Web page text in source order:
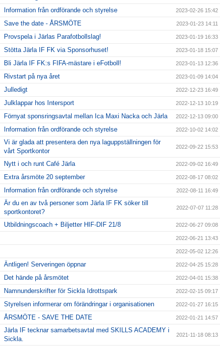
Information från ordförande och styrelse 2023-02-26 15:42
Save the date - ÅRSMÖTE 2023-01-23 14:11
Provspela i Järlas Parafotbollslag! 2023-01-19 16:33
Stötta Järla IF FK via Sponsorhuset! 2023-01-18 15:07
Bli Järla IF FK:s FIFA-mästare i eFotboll! 2023-01-13 12:36
Rivstart på nya året 2023-01-09 14:04
Julledigt 2022-12-23 16:49
Julklappar hos Intersport 2022-12-13 10:19
Förnyat sponsringsavtal mellan Ica Maxi Nacka och Järla 2022-12-13 09:00
Information från ordförande och styrelse 2022-10-02 14:02
Vi är glada att presentera den nya laguppställningen för
vårt Sportkontor
2022-09-22 15:53
Nytt i och runt Café Järla 2022-09-02 16:49
Extra årsmöte 20 september 2022-08-17 08:02
Information från ordförande och styrelse 2022-08-11 16:49
Är du en av två personer som Järla IF FK söker till
sportkontoret?
2022-07-07 11:28
Utbildningscoach + Biljetter HIF-DIF 21/8 2022-06-27 09:08
2022-06-21 13:43
2022-05-02 12:26
Äntligen! Serveringen öppnar 2022-04-25 15:28
Det hände på årsmötet 2022-04-01 15:38
Namnunderskrifter för Sickla Idrottspark 2022-02-15 09:17
Styrelsen informerar om förändringar i organisationen 2022-01-27 16:15
ÅRSMÖTE - SAVE THE DATE 2022-01-21 14:57
Järla IF tecknar samarbetsavtal med SKILLS ACADEMY i
Sickla.
2021-11-18 08:13